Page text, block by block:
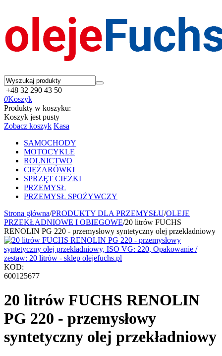
+48 32 290 43 50
0Koszyk
Produkty w koszyku:
Koszyk jest pusty
Zobacz koszyk Kasa
SAMOCHODY
MOTOCYKLE
ROLNICTWO
CIĘŻARÓWKI
SPRZĘT CIEŻKI
PRZEMYSŁ
PRZEMYSŁ SPOŻYWCZY
Strona główna/PRODUKTY DLA PRZEMYSŁU/OLEJE
PRZEKŁADNIOWE I OBIEGOWE/20 litrów FUCHS
RENOLIN PG 220 - przemysłowy syntetyczny olej przekładniowy
KOD:
600125677
20 litrów FUCHS RENOLIN
PG 220 - przemysłowy
syntetyczny olej przekładniowy